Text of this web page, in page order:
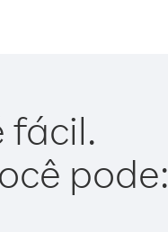
fácil.
pode: